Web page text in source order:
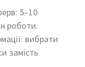
5–10
роботи.
вибрати
замість